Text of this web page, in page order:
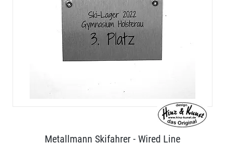
Metallmann Skifahrer - Wired Line